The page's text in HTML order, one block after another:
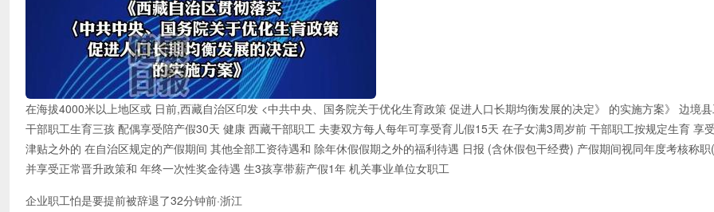
在海拔4000米以上地区或 日前,西藏自治区印发 <中共中央、国务院关于优化生育政策 促进人口长期均衡发展的决定》 的实施方案》 边境
干部职工生育三孩 配偶享受陪产假30天 健康 西藏干部职工 夫妻双方每人每年可享受育儿假15天 在子女满3周岁前 干部职工按规定生育 享
津贴之外的 在自治区规定的产假期间 其他全部工资待遇和 除年休假假期之外的福利待遇 日报 (含休假包干经费) 产假期间视同年度考核称
并享受正常晋升政策和 年终一次性奖金待遇 生3孩享带薪产假1年 机关事业单位女职工
企业职工怕是要提前被辞退了32分钟前·浙江